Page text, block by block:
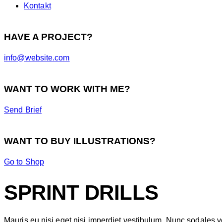
Kontakt
HAVE A PROJECT?
info@website.com
WANT TO WORK WITH ME?
Send Brief
WANT TO BUY ILLUSTRATIONS?
Go to Shop
SPRINT DRILLS
Mauris eu nisi eget nisi imperdiet vestibulum. Nunc sodales